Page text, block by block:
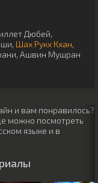
Дюбей,
, Шах Рукх Кхан,
, Ашвин Мушран
и вам понравилось?
можно посмотреть
языке и в